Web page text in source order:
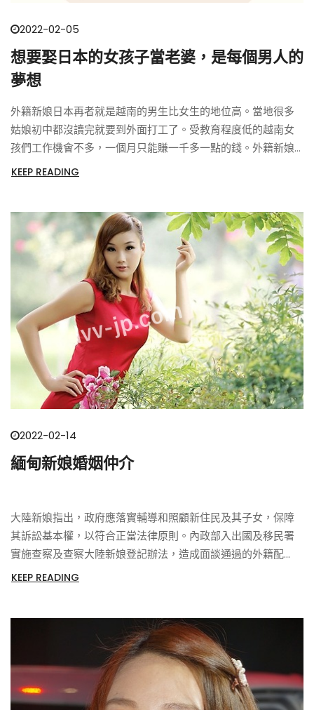
2022-02-05
想要娶日本的女孩子當老婆，是每個男人的
夢想
外籍新娘日本再者就是越南的男生比女生的地位高。當地很多
姑娘初中都沒讀完就要到外面打工了。受教育程度低的越南女
孩們工作機會不多，一個月只能賺一千多一點的錢。外籍新娘
日本而嫁人了就可能會改善自己的生活。所以基本上到了一定
KEEP READING
2022-02-14
緬甸新娘婚姻仲介
大陸新娘指出，政府應落實輔導和照顧新住民及其子女，保障
其訴訟基本權，以符合正當法律原則。內政部入出國及移民署
實施查察及查察大陸新娘登記辦法，造成面談通過的外籍配
偶，其婚姻真實性可能遭主管機關不時查察予以推翻，影響移
KEEP READING